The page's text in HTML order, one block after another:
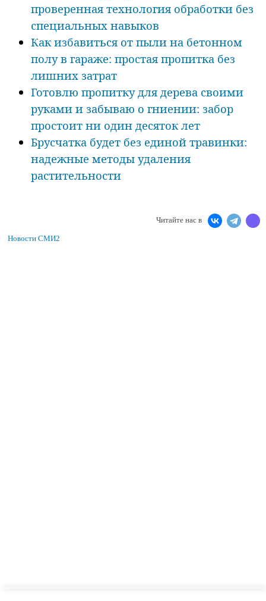
проверенная технология обработки без
специальных навыков
Как избавиться от пыли на бетонном
полу в гараже: простая пропитка без
лишних затрат
Готовлю пропитку для дерева своими
руками и забываю о гниении: забор
простоит ни один десяток лет
Брусчатка будет без единой травинки:
надежные методы удаления
растительности
Читайте нас в
Новости СМИ2